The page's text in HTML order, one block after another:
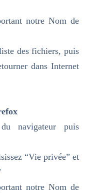
notre Nom de
des fichiers, puis
dans Internet
navigateur puis
“Vie privée” et
notre Nom de